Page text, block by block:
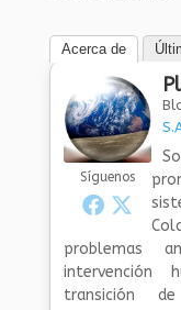
Acerca de
Síguenos
problemas
intervención
transición